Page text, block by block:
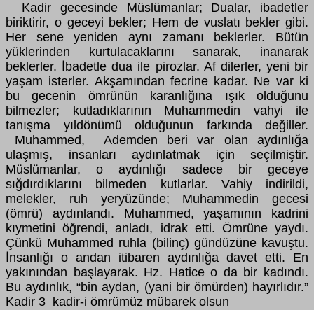
Kadir gecesinde Müslümanlar; Dualar, ibadetler
biriktirir, o geceyi bekler; Hem de vuslatı bekler gibi.
Her sene yeniden aynı zamanı beklerler. Bütün
yüklerinden kurtulacaklarını sanarak, inanarak
beklerler. İbadetle dua ile pirozlar. Af dilerler, yeni bir
yaşam isterler. Akşamından fecrine kadar. Ne var ki
bu gecenin ömrünün karanlığına ışık olduğunu
bilmezler; kutladıklarının Muhammedin vahyi ile
tanışma yıldönümü olduğunun farkında değiller.
Muhammed, Ademden beri var olan aydınlığa
ulaşmış, insanları aydınlatmak için seçilmiştir.
Müslümanlar, o aydınlığı sadece bir geceye
sığdırdıklarını bilmeden kutlarlar. Vahiy indirildi,
melekler, ruh yeryüzünde; Muhammedin gecesi
(ömrü) aydınlandı. Muhammed, yaşamının kadrini
kıymetini öğrendi, anladı, idrak etti. Ömrüne yaydı.
Çünkü Muhammed ruhla (bilinç) gündüzüne kavuştu.
İnsanlığı o andan itibaren aydınlığa davet etti. En
yakınından başlayarak. Hz. Hatice o da bir kadındı.
Bu aydınlık, “bin aydan, (yani bir ömürden) hayırlıdır.”
Kadir 3 kadir-i ömrümüz mübarek olsun